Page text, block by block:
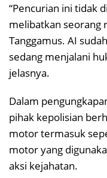
“Pencurian ini tidak
melibatkan seorang
Tanggamus. AI
sedang menjalani
jelasnya.
Dalam
pihak kepolisian
motor termasuk
motor yang
aksi kejahatan.